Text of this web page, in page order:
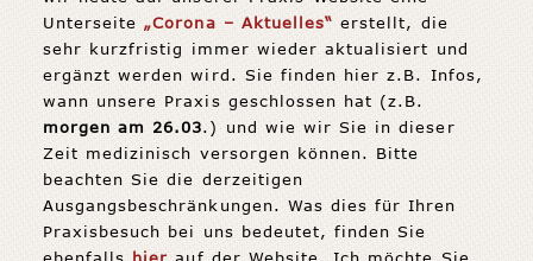
Unterseite„Corona – Aktuelles“ erstellt, die
sehr kurzfristig immer wieder aktualisiert und
ergänzt werden wird. Sie finden hier z.B. Infos,
wann unsere Praxis geschlossen hat (z.B.
morgen am 26.03.) und wie wir Sie in dieser
Zeit medizinisch versorgen können. Bitte
beachten Sie die derzeitigen
Ausgangsbeschränkungen. Was dies für Ihren
Praxisbesuch bei uns bedeutet, finden Sie